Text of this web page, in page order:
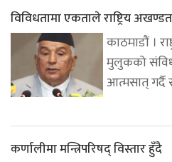
विविधतामा एकताले राष्ट्रिय
काठमाडौं ।
मुलुकको
आत्मसात्
कर्णालीमा मन्त्रिपरिषद् विस्तार हुँदै